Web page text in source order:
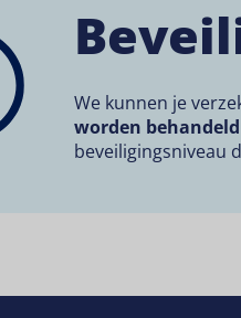
We kunnen je
worden
beveiligingsniveau